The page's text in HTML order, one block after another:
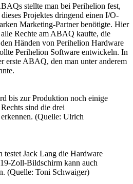
stellte man bei Perihelion fest,
Projektes dringend einen I/O-
Marketing-Partner benötigte. Hier
Rechte am ABAQ kaufte, die
Händen von Perihelion Hardware
Perihelion Software entwickeln. In
erste ABAQ, den man unter anderem
bis zur Produktion noch einige
sind die drei
(Quelle: Ulrich
testet Jack Lang die Hardware
Zoll-Bildschirm kann auch
(Quelle: Toni Schwaiger)